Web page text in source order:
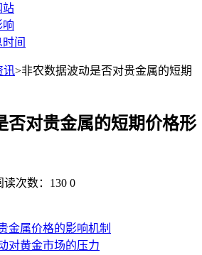
站
响
间
讯>非农数据波动是否对贵金属的短期
否对贵金属的短期价格形
读次数：130 0
金属价格的影响机制
对黄金市场的压力